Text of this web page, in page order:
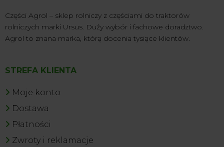
Części Agrol – sklep rolniczy z częściami do traktorów
rolniczych marki Ursus. Duży wybór i fachowe doradztwo.
Agrol to znana marka, którą docenia tysiące klientów.
STREFA KLIENTA
Moje konto
Dostawa
Płatności
Zwroty i reklamacje